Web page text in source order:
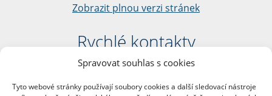
Spravovat souhlas s cookies
Tyto webové stránky používají soubory cookies a další sledovací nástroje
Zobrazit plnou verzi stránek
Rychlé kontakty
Filozofická fakulta
nám. Jana Palacha 1/2